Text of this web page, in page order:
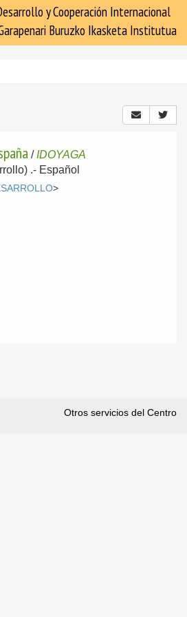
y Cooperación Internacional
Buruzko Ikasketa Institutua
/ IDOYAGA
.- Español
>
Otros servicios del Centro